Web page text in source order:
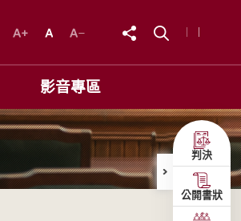
影音專區
判決
公開書狀